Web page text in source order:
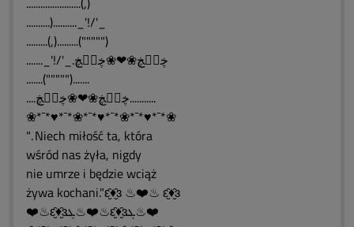
..........).........._'!/'_
.........(,).........(""""")
......._'!/'_.ڿڰۣڿ❀❤❀ڿڰۣڿ
.......(""""").......
....ڿڰۣڿ❀❤❀ڿڰۣڿ...........
❀*¯*♥*¯*❀*¯*♥*¯*❀*¯*♥*¯*❀
". Niech miłość ta, która
wśród nas żyła, nigdy
nie umrze i będzie wciąż
żywa kochani."ԑ̮̑♦̮̑ɜ ♨❤️♨ ԑ̮̑♦̮̑ɜ
❤️♨ԑ̮̑♦̮̑ɜܓ♨❤️♨ԑ̮̑♦̮̑ɜܓ♨❤️